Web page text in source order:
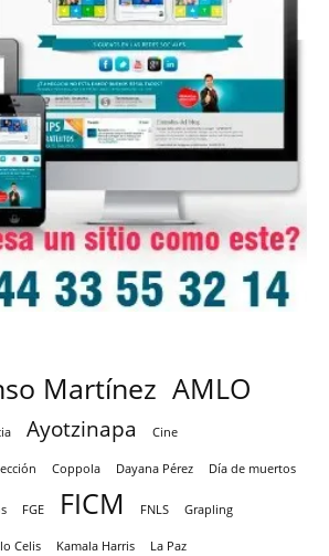
Martínez AMLO
Ayotzinapa Cine
Coppola Dayana Pérez Día de muertos
FGE FICM FNLS Grapling
Celis Kamala Harris La Paz